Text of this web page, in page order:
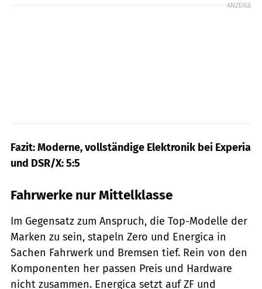
ANZEIGE
Fazit: Moderne, vollständige Elektronik bei Experia
und DSR/X: 5:5
Fahrwerke nur Mittelklasse
Im Gegensatz zum Anspruch, die Top-Modelle der
Marken zu sein, stapeln Zero und Energica in
Sachen Fahrwerk und Bremsen tief. Rein von den
Komponenten her passen Preis und Hardware
nicht zusammen. Energica setzt auf ZF und